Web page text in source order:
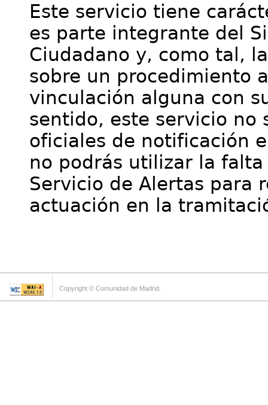
Este servicio tiene
es parte integrante del
Ciudadano y, como tal,
sobre un procedimiento
vinculación alguna con
sentido, este servicio no
oficiales de notificación
no podrás utilizar la
Servicio de Alertas para
actuación en la
Copyright © Comunidad de Madrid.